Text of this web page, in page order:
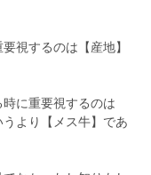
視するのは【産地】
に重要視するのは
うより【メス牛】であ